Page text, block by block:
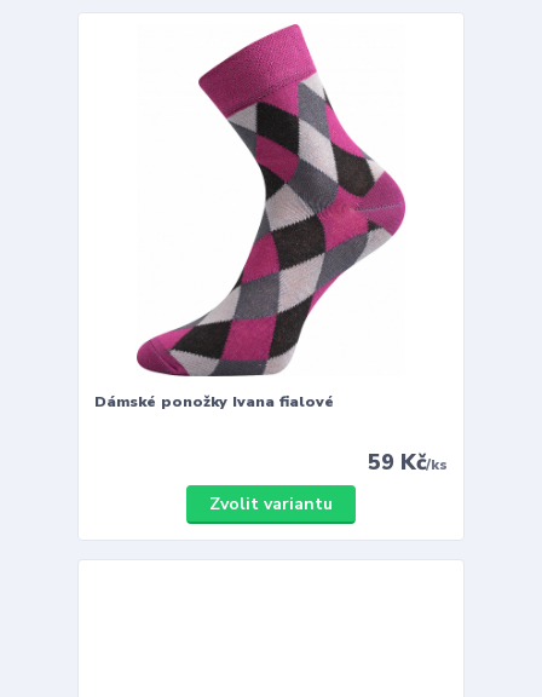
Dámské ponožky Ivana fialové
59 Kč/ks
Zvolit variantu